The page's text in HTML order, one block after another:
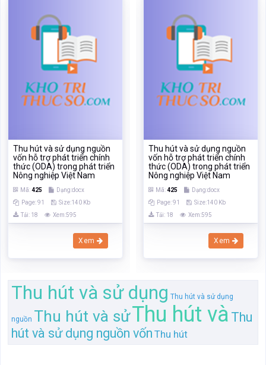
Thu hút và sử dụng nguồn
vốn hỗ trợ phát triển chính
thức (ODA) trong phát triển
Nông nghiệp Việt Nam
Mã:425
Dạng:docx
Page: 91
Size:140 Kb
Tải: 18
Xem:595
Xem
Thu hút và sử dụng nguồn
vốn hỗ trợ phát triển chính
thức (ODA) trong phát triển
Nông nghiệp Việt Nam
Mã:425
Dạng:docx
Page: 91
Size:140 Kb
Tải: 18
Xem:595
Xem
Thu hút và sử dụng Thu hút và sử dụng
nguồn Thu hút và sửThu hút và Thu
hút và sử dụng nguồn vốn Thu hút